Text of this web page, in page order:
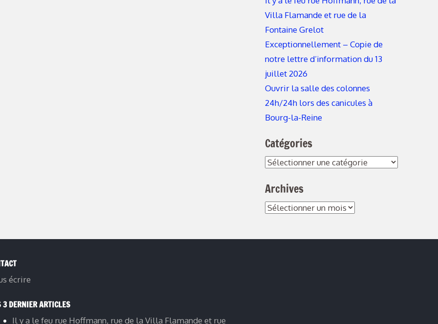
Villa Flamande et rue de la
Fontaine Grelot
Exceptionnellement – Copie de
notre lettre d’information du 13
juillet 2026
Ouvrir la salle des colonnes
24h/24h lors des canicules à
Bourg-la-Reine
Catégories
Catégories
Archives
Archives
écrire
3 DERNIER ARTICLES
Il y a le feu rue Hoffmann, rue de la Villa Flamande et rue